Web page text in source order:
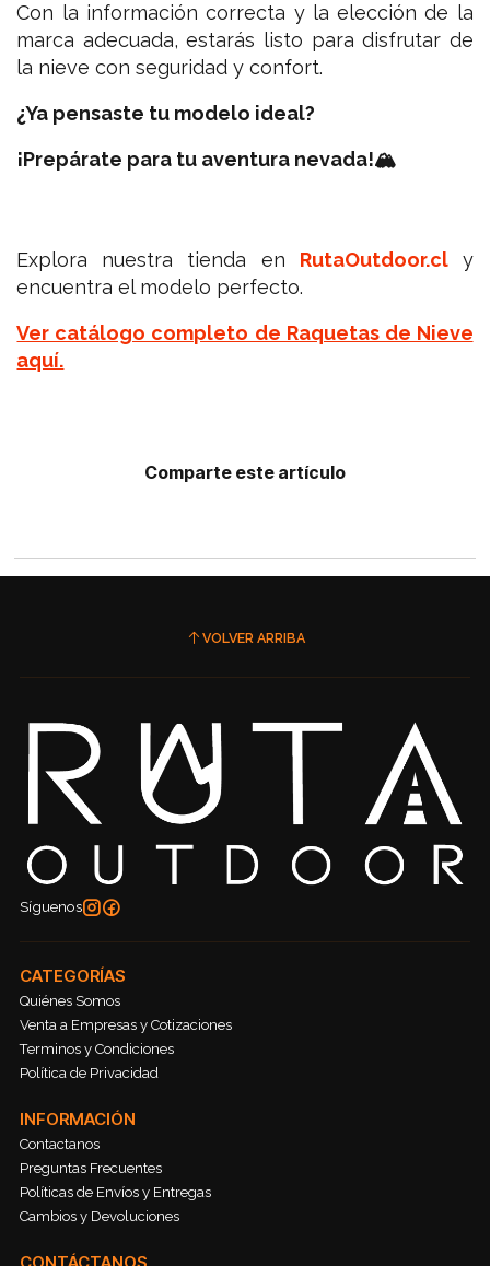
Con la información correcta y la elección de la
marca adecuada, estarás listo para disfrutar de
la nieve con seguridad y confort.
¿Ya pensaste tu modelo ideal?
¡Prepárate para tu aventura nevada!🏔️
Explora nuestra tienda en RutaOutdoor.cly
encuentra el modelo perfecto.
Ver catálogo completo de Raquetas de Nieve
aquí.
Comparte este artículo
VOLVER ARRIBA
Síguenos
CATEGORÍAS
Quiénes Somos
Venta a Empresas y Cotizaciones
Terminos y Condiciones
Política de Privacidad
INFORMACIÓN
Contactanos
Preguntas Frecuentes
Políticas de Envíos y Entregas
Cambios y Devoluciones